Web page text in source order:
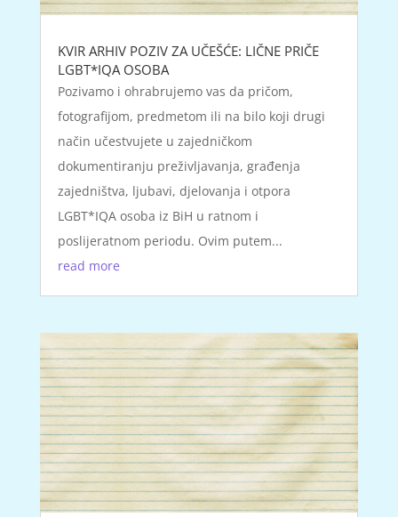
KVIR ARHIV POZIV ZA UČEŠĆE: LIČNE PRIČE
LGBT*IQA OSOBA
Pozivamo i ohrabrujemo vas da pričom,
fotografijom, predmetom ili na bilo koji drugi
način učestvujete u zajedničkom
dokumentiranju preživljavanja, građenja
zajedništva, ljubavi, djelovanja i otpora
LGBT*IQA osoba iz BiH u ratnom i
poslijeratnom periodu. Ovim putem...
read more